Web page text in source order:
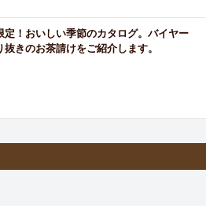
定！おいしい季節のカタログ。バイヤー
抜きのお茶請けをご紹介します。